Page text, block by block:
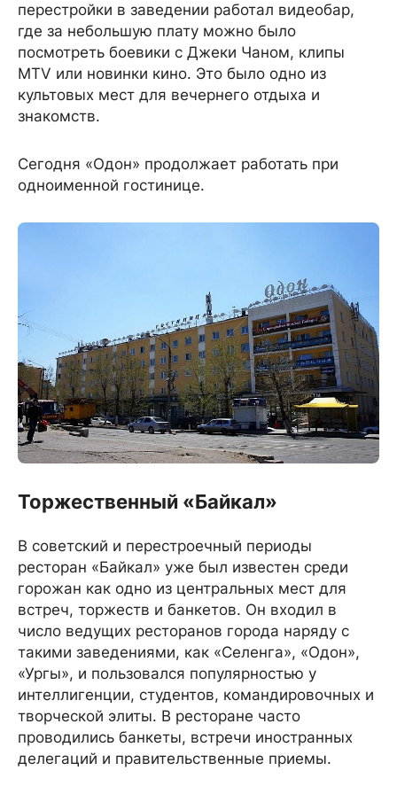
перестройки в заведении работал видеобар,
где за небольшую плату можно было
посмотреть боевики с Джеки Чаном, клипы
MTV или новинки кино. Это было одно из
культовых мест для вечернего отдыха и
знакомств.
Сегодня «Одон» продолжает работать при
одноименной гостинице.
Торжественный «Байкал»
В советский и перестроечный периоды
ресторан «Байкал» уже был известен среди
горожан как одно из центральных мест для
встреч, торжеств и банкетов. Он входил в
число ведущих ресторанов города наряду с
такими заведениями, как «Селенга», «Одон»,
«Ургы», и пользовался популярностью у
интеллигенции, студентов, командировочных и
творческой элиты. В ресторане часто
проводились банкеты, встречи иностранных
делегаций и правительственные приемы.